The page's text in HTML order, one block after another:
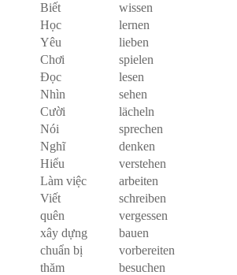
Biết
wissen
Học
lernen
Yêu
lieben
Chơi
spielen
Đọc
lesen
Nhìn
sehen
Cười
lächeln
Nói
sprechen
Nghĩ
denken
Hiểu
verstehen
Làm việc
arbeiten
Viết
schreiben
quên
vergessen
xây dựng
bauen
chuẩn bị
vorbereiten
thăm
besuchen